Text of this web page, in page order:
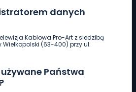
danych
Kablowa Pro-Art z siedzibą
(63-400) przy ul.
Państwa